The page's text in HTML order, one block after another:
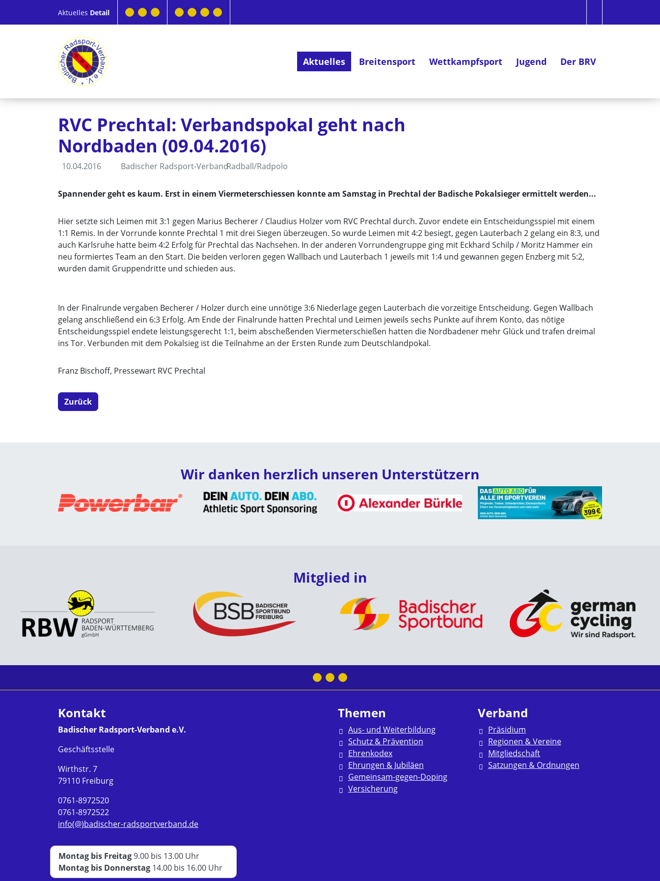
Aktuelles Detail
Aktuelles Breitensport Wettkampfsport Jugend Der BRV
RVC Prechtal: Verbandspokal geht nach
Nordbaden (09.04.2016)
10.04.2016 Badischer Radsport-VerbandRadball/Radpolo
Spannender geht es kaum. Erst in einem Viermeterschiessen konnte am Samstag in Prechtal der Badische Pokalsieger ermittelt werden...
Hier setzte sich Leimen mit 3:1 gegen Marius Becherer / Claudius Holzer vom RVC Prechtal durch. Zuvor endete ein Entscheidungsspiel mit einem
1:1 Remis. In der Vorrunde konnte Prechtal 1 mit drei Siegen überzeugen. So wurde Leimen mit 4:2 besiegt, gegen Lauterbach 2 gelang ein 8:3, und
auch Karlsruhe hatte beim 4:2 Erfolg für Prechtal das Nachsehen. In der anderen Vorrundengruppe ging mit Eckhard Schilp / Moritz Hammer ein
neu formiertes Team an den Start. Die beiden verloren gegen Wallbach und Lauterbach 1 jeweils mit 1:4 und gewannen gegen Enzberg mit 5:2,
wurden damit Gruppendritte und schieden aus.
In der Finalrunde vergaben Becherer / Holzer durch eine unnötige 3:6 Niederlage gegen Lauterbach die vorzeitige Entscheidung. Gegen Wallbach
gelang anschließend ein 6:3 Erfolg. Am Ende der Finalrunde hatten Prechtal und Leimen jeweils sechs Punkte auf ihrem Konto, das nötige
Entscheidungsspiel endete leistungsgerecht 1:1, beim abscheßenden Viermeterschießen hatten die Nordbadener mehr Glück und trafen dreimal
ins Tor. Verbunden mit dem Pokalsieg ist die Teilnahme an der Ersten Runde zum Deutschlandpokal.
Franz Bischoff, Pressewart RVC Prechtal
Zurück
Wir danken herzlich unseren Unterstützern
Mitglied in
Kontakt
Badischer Radsport-Verband e.V.
Geschäftsstelle
Wirthstr. 7
79110 Freiburg
0761-8972520
0761-8972522
info(@)badischer-radsportverband.de
Montag bis Freitag9.00 bis 13.00 Uhr
Montag bis Donnerstag 14.00 bis 16.00 Uhr
Themen
Aus- und Weiterbildung
Schutz & Prävention
Ehrenkodex
Ehrungen & Jubiläen
Gemeinsam-gegen-Doping
Versicherung
Verband
Präsidium
Regionen & Vereine
Mitgliedschaft
Satzungen & Ordnungen